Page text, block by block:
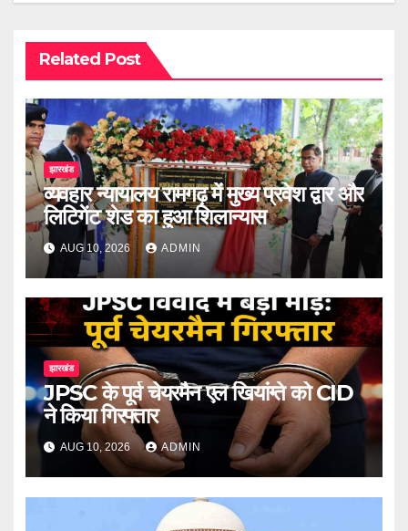
Related Post
झारखंड
व्यवहार न्यायालय रामगढ़ में मुख्य प्रवेश द्वार और
लिटिगेंट शेड का हुआ शिलान्यास
AUG 10, 2026 ADMIN
झारखंड
JPSC के पूर्व चेयरमैन एल खियांग्ते को CID
ने किया गिरफ्तार
AUG 10, 2026 ADMIN